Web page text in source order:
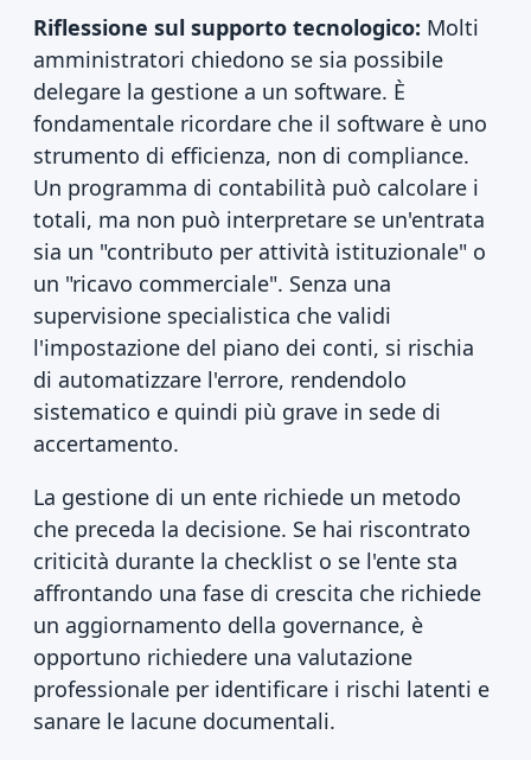
Riflessione sul supporto tecnologico: Molti
amministratori chiedono se sia possibile
delegare la gestione a un software. È
fondamentale ricordare che il software è uno
strumento di efficienza, non di compliance.
Un programma di contabilità può calcolare i
totali, ma non può interpretare se un'entrata
sia un "contributo per attività istituzionale" o
un "ricavo commerciale". Senza una
supervisione specialistica che validi
l'impostazione del piano dei conti, si rischia
di automatizzare l'errore, rendendolo
sistematico e quindi più grave in sede di
accertamento.
La gestione di un ente richiede un metodo
che preceda la decisione. Se hai riscontrato
criticità durante la checklist o se l'ente sta
affrontando una fase di crescita che richiede
un aggiornamento della governance, è
opportuno richiedere una valutazione
professionale per identificare i rischi latenti e
sanare le lacune documentali.